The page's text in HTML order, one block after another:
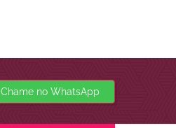
Chame no WhatsApp